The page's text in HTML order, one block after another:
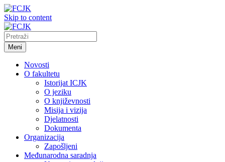
Skip to content
Meni
Novosti
O fakultetu
Istorijat ICJK
O jeziku
O književnosti
Misija i vizija
Djelatnosti
Dokumenta
Organizacija
Zapošljeni
Međunarodna saradnja